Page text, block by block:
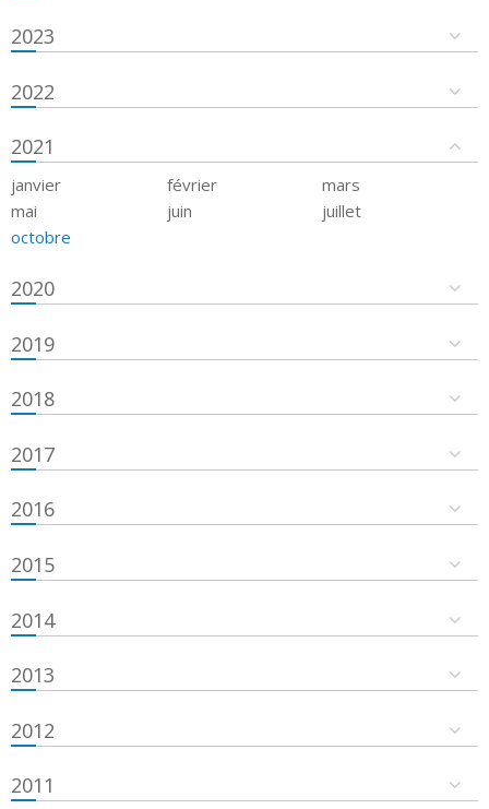
2023
2022
2021
janvier février
mars
mai
juin
juillet
octobre
2020
2019
2018
2017
2016
2015
2014
2013
2012
2011